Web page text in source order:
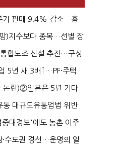
기 판매 9.4% 감소…홈
파...
)지수보다 종목…선별 장
합노조 신설 추진…구성
...
5년 새 3배↑…PF·주택
논란)②일본은 5년 기다
는 ...
통 대규모유통업법 위반
, 과...
대경보'에도 농촌 이주
군…'야...
수도권 경선…운명의 일